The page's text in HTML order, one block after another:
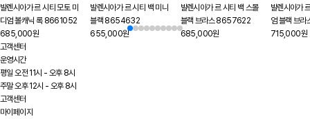
발렌시아가 르 시티 모토 미
디엄 볼캐닉 록 8661052
685,000원
발렌시아가 르 시티 백 미니
블랙 8654632
655,000원
발렌시아가 르 시티 백 스몰
블랙 브라스 8657622
685,000원
발렌시아가
엄 블랙 브
715,000원
고객센터
운영시간
평일 오전 11시 - 오후 8시
주말 오후 12시 - 오후 8시
고객센터
마이페이지